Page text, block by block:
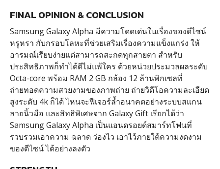
FINAL OPINION & CONCLUSION
Samsung Galaxy Alpha มีความโดดเด่นในเรื่องของดีไซน์
หรูหรา กับกรอบโลหะที่ช่วยเสริมเรื่องความแข็งแกร่ง ให้
อารมณ์เรียบง่ายแต่สามารถสะกดทุกสายตา สำหรับ
ประสิทธิภาพก็ทำได้ดีไม่แพ้ใคร ด้วยหน่วยประมวลผลระดับ
Octa-core พร้อม RAM 2 GB กล้อง 12 ล้านพิกเซลที่
ถ่ายทอดความสวยงามของภาพถ่าย ถ่ายวิดีโอความละเอียด
สูงระดับ 4k ก็ได้ ไหนจะฟีเจอร์ล้ำอนาคตอย่างระบบสแกน
ลายนิ้วมือ และสิทธิพิเศษจาก Galaxy Gift เรียกได้ว่า
Samsung Galaxy Alpha เป็นแอนดรอยด์สมาร์ทโฟนที่
รวบรวมเอาความ ฉลาด ว่องไว เอาไว้ภายใต้ความงดงาม
ของดีไซน์ ได้อย่างลงตัว